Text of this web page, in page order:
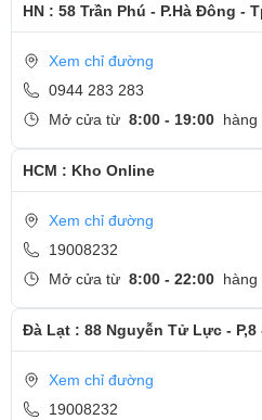
HN : 58 Trần Phú - P.Hà Đông -
Xem chỉ đường
0944 283 283
Mở cửa từ 8:00 - 19:00 hàng
HCM : Kho Online
Xem chỉ đường
19008232
Mở cửa từ 8:00 - 22:00 hàng
Đà Lạt : 88 Nguyễn Tử Lực - P,8
Xem chỉ đường
19008232